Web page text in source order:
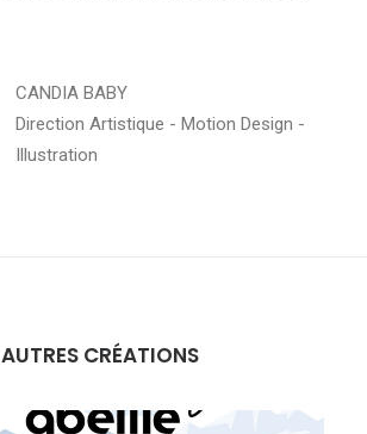
CANDIA BABY
Direction Artistique - Motion Design -
Illustration
AUTRES CRÉATIONS